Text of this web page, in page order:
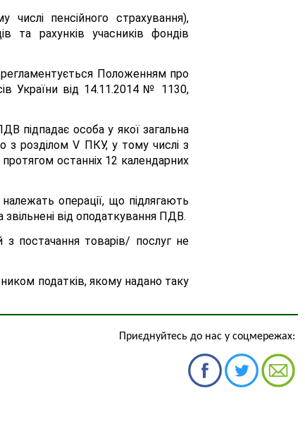
числі пенсійного страхування),
та рахунків учасників фондів
Положенням про
України від 14.11.2014 № 1130,
підпадає особа у якої загальна
з розділом V ПКУ, у тому числі з
останніх 12 календарних
операції, що підлягають
від оподаткування ПДВ.
постачання товарів/ послуг не
податків, якому надано таку
Приєднуйтесь до нас у соцмережах: